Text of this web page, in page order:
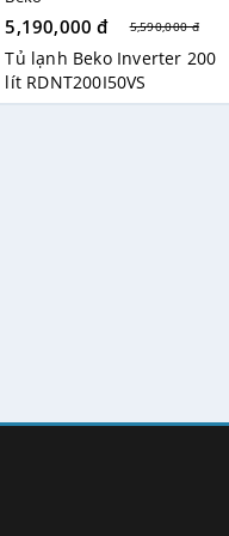
5,190,000 đ 5,590,000 đ
Tủ lạnh Beko Inverter 200
lít RDNT200I50VS